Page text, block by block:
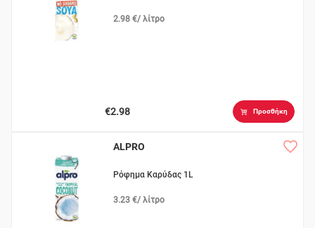
2.98 €/ λίτρο
€2.98 Προσθήκη
ALPRO
Ρόφημα Καρύδας 1L
3.23 €/ λίτρο